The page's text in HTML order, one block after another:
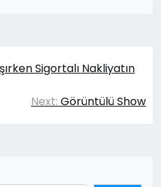
Sigortalı Nakliyatın
Next: Görüntülü Show